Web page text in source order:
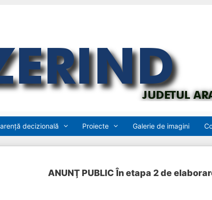
decizională Proiecte Galerie de imagini
ANUNŢ PUBLIC În etapa 2 de